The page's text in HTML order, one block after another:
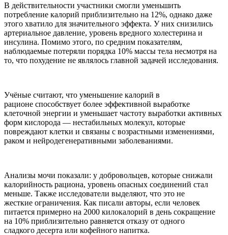
В действительности участники смогли уменьшить
потребление калорий приблизительно на 12%, однако даже
этого хватило для значительного эффекта. У них снизились
артериальное давление, уровень вредного холестерина и
инсулина. Помимо этого, по средним показателям,
наблюдаемые потеряли порядка 10% массы тела несмотря на
то, что похудение не являлось главной задачей исследования.
Учёные считают, что уменьшение калорий в
рационе способствует более эффективной выработке
клеточной энергии и уменьшает частоту выработки активных
форм кислорода — нестабильных молекул, которые
повреждают клетки и связаны с возрастными изменениями,
раком и нейродегенеративными заболеваниями.
Анализы мочи показали: у добровольцев, которые снижали
калорийность рациона, уровень опасных соединений стал
меньше. Также исследователи выделяют, что это не
жесткие ограничения. Как писали авторы, если человек
питается примерно на 2000 килокалорий в день сокращение
на 10% приблизительно равняется отказу от одного
сладкого десерта или кофейного напитка.